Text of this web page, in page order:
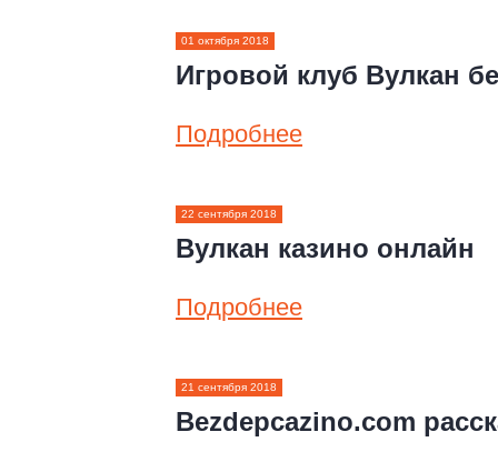
01 октября 2018
Игровой клуб Вулкан
Подробнее
22 сентября 2018
Вулкан казино онлайн
Подробнее
21 сентября 2018
Bezdepcazino.com